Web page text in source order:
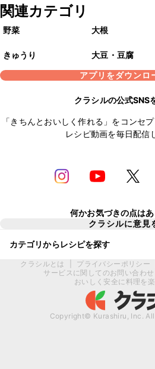
関連カテゴリ
野菜 大根
きゅうり 大豆・豆腐
アプリをダウンロ
クラシルの公式SNS
「きちんとおいしく作れる」をコンセ
レシピ動画を毎日配信
何かお気づきの点は
クラシルに意見
カテゴリからレシピを探す
クラシルとは プライバシーポリシー
サービスに関してのお問い合わせ
おいしく安全に料理を
Copyright© Kurashiru, Inc. All